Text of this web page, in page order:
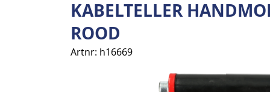
KABELTELLER
ROOD
Artnr h16669